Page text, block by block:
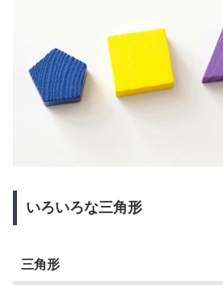
いろいろな三角形
三角形